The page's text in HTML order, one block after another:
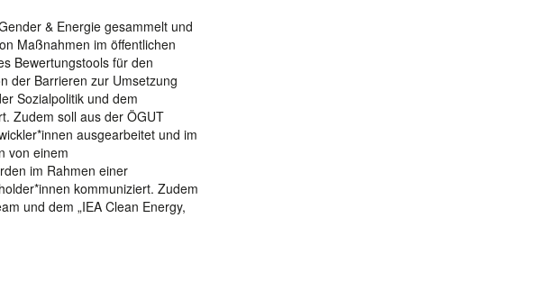
& Energie gesammelt und
Maßnahmen im öffentlichen
Bewertungstools für den
der Barrieren zur Umsetzung
Sozialpolitik und dem
Zudem soll aus der ÖGUT
ausgearbeitet und im
von einem
im Rahmen einer
kommuniziert. Zudem
und dem „IEA Clean Energy,